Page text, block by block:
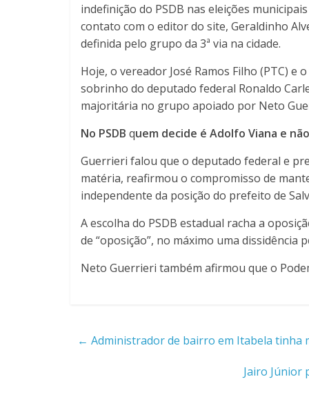
indefinição do PSDB nas eleições
contato com o editor do site, Geraldinho
definida pelo grupo da 3ª via na cidade.
Hoje, o vereador José Ramos Filho (PTC) e
sobrinho do deputado federal Ronaldo
majoritária no grupo apoiado por Neto
No PSDB quem decide é Adolfo Viana e
Guerrieri falou que o deputado federal e
matéria, reafirmou o compromisso de
independente da posição do prefeito de
A escolha do PSDB estadual racha a
de “oposição”, no máximo uma
Neto Guerrieri também afirmou que o
← Administrador de bairro em Itabela tinha
Jairo Júnior